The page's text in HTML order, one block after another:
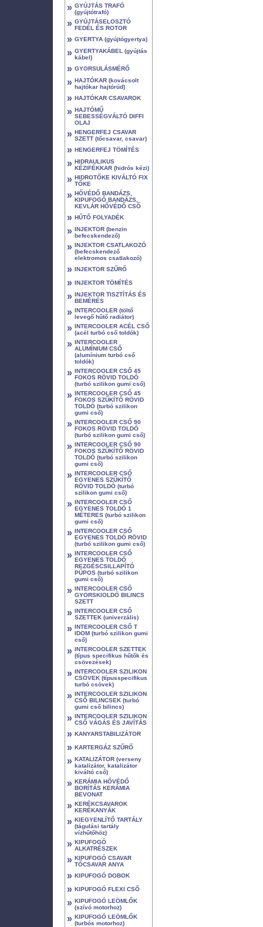
» GYÚJTÁS TRAFÓ
(gyújtótrafó)
» GYÚJTÁSELOSZTÓ
FEDÉL ÉS ROTOR
» GYERTYA (gyújtógyertya)
» GYERTYAKÁBEL (gyújtás
kábel)
» GYORSULÁSMÉRŐ
» HAJTÓKAR (kovácsolt
hajtókar hajtórúd)
» HAJTÓKAR CSAVAROK
» HAJTÓMŰ
SEBESSÉGVÁLTÓ DIFFI
OLAJ
» HENGERFEJ CSAVAR
SZETT (tőcsavar, csavar)
» HENGERFEJ TÖMÍTÉS
» HIDRAULIKUS
KÉZIFÉKKAR (hidrós kézi)
» HIDROTŐKE KIVÁLTÓ FIX
TŐKE
» HŐVÉDŐ BANDÁZS,
KIPUFOGÓ BANDÁZS,
KEVLÁR HŐVÉDŐ CSŐ
» HŰTŐ FOLYADÉK
» INJEKTOR (benzin
befecskendező)
» INJEKTOR CSATLAKOZÓ
(befecskendező
elektromos csatlakozó)
» INJEKTOR SZŰRŐ
» INJEKTOR TÖMÍTÉS
» INJEKTOR TISZTÍTÁS ÉS
BEMÉRÉS
» INTERCOOLER (töltő
levegő hűtő radiátor)
» INTERCOOLER ACÉL CSŐ
(acél turbó cső toldók)
» INTERCOOLER
ALUMÍNIUM CSŐ
(alumínium turbó cső
toldók)
» INTERCOOLER CSŐ 45
FOKOS RÖVID TOLDÓ
(turbó szilikon gumi cső)
» INTERCOOLER CSŐ 45
FOKOS SZŰKÍTŐ RÖVID
TOLDÓ (turbó szilikon
gumi cső)
» INTERCOOLER CSŐ 90
FOKOS RÖVID TOLDÓ
(turbó szilikon gumi cső)
» INTERCOOLER CSŐ 90
FOKOS SZŰKÍTŐ RÖVID
TOLDÓ (turbó szilikon
gumi cső)
» INTERCOOLER CSŐ
EGYENES SZŰKÍTŐ
RÖVID TOLDÓ (turbó
szilikon gumi cső)
» INTERCOOLER CSŐ
EGYENES TOLDÓ 1
MÉTERES (turbó szilikon
gumi cső)
» INTERCOOLER CSŐ
EGYENES TOLDÓ RÖVID
(turbó szilikon gumi cső)
» INTERCOOLER CSŐ
EGYENES TOLDÓ
REZGÉSCSILLAPÍTÓ
PÚPOS (turbó szilikon
gumi cső)
» INTERCOOLER CSŐ
GYORSKIOLDÓ BILINCS
SZETT
» INTERCOOLER CSŐ
SZETTEK (univerzális)
» INTERCOOLER CSŐ T
IDOM (turbó szilikon gumi
cső)
» INTERCOOLER SZETTEK
(típus specifikus hűtők és
csövezések)
» INTERCOOLER SZILIKON
CSÖVEK (típusspecifikus
turbó csövek)
» INTERCOOLER SZILIKON
CSŐ BILINCSEK (turbó
gumi cső bilincs)
» INTERCOOLER SZILIKON
CSŐ VÁGÁS ÉS JAVÍTÁS
» KANYARSTABILIZÁTOR
» KARTERGÁZ SZŰRŐ
» KATALIZÁTOR (verseny
katalizátor, katalizátor
kiváltó cső)
» KERÁMIA HŐVÉDŐ
BORÍTÁS KERÁMIA
BEVONAT
» KERÉKCSAVAROK
KERÉKANYÁK
» KIEGYENLÍTŐ TARTÁLY
(tágulási tartály
vízhűtőhöz)
» KIPUFOGÓ
ALKATRÉSZEK
» KIPUFOGÓ CSAVAR
TŐCSAVAR ANYA
» KIPUFOGÓ DOBOK
» KIPUFOGÓ FLEXI CSŐ
» KIPUFOGÓ LEÖMLŐK
(szívó motorhoz)
» KIPUFOGÓ LEÖMLŐK
(turbós motorhoz)